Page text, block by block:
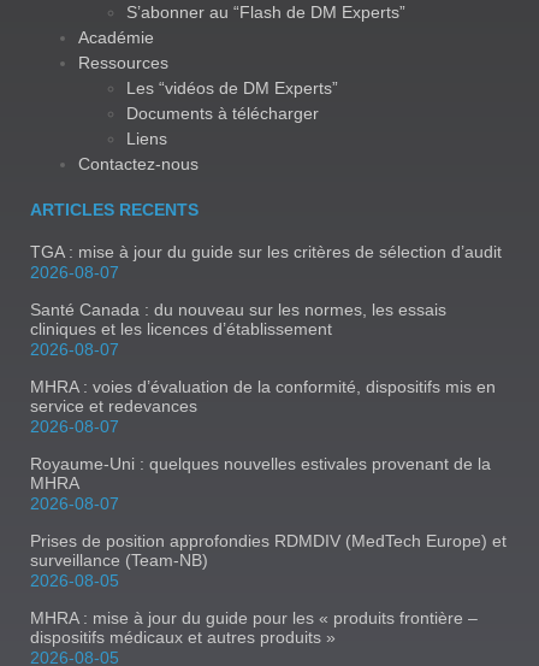
S’abonner au “Flash de DM Experts”
Académie
Ressources
Les “vidéos de DM Experts”
Documents à télécharger
Liens
Contactez-nous
ARTICLES RECENTS
TGA : mise à jour du guide sur les critères de sélection d’audit
2026-08-07
Santé Canada : du nouveau sur les normes, les essais
cliniques et les licences d’établissement
2026-08-07
MHRA : voies d’évaluation de la conformité, dispositifs mis en
service et redevances
2026-08-07
Royaume-Uni : quelques nouvelles estivales provenant de la
MHRA
2026-08-07
Prises de position approfondies RDMDIV (MedTech Europe) et
surveillance (Team-NB)
2026-08-05
MHRA : mise à jour du guide pour les « produits frontière –
dispositifs médicaux et autres produits »
2026-08-05